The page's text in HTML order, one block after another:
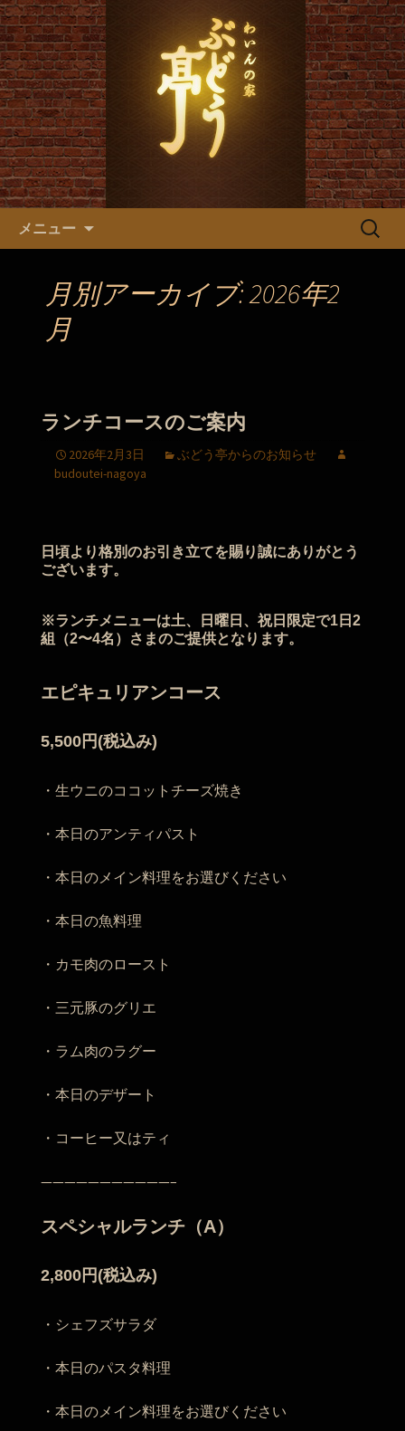
名古屋市、新栄にあるフレン
チ わいんの家「ぶどう亭」
ぶどう亭からのお知らせ
メニュー
検
月別アーカイブ: 2026年2
月
ランチコースのご案内
2026年2月3日
ぶどう亭からのお知らせ
budoutei-nagoya
日頃より格別のお引き立てを賜り誠にありがとう
ございます。
※ランチメニューは土、日曜日、祝日限定で1日2
組（2〜4名）さまのご提供となります。
エピキュリアンコース
5,500円(税込み)
・生ウニのココットチーズ焼き
・本日のアンティパスト
・本日のメイン料理をお選びください
・本日の魚料理
・カモ肉のロースト
・三元豚のグリエ
・ラム肉のラグー
・本日のデザート
・コーヒー又はティ
———————————–
スペシャルランチ（A）
2,800円(税込み)
・シェフズサラダ
・本日のパスタ料理
・本日のメイン料理をお選びください